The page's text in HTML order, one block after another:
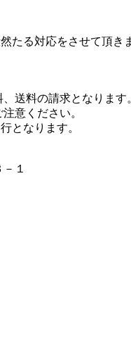
たる対応をさせて頂き
送料の請求となります
意ください。
となります。
１